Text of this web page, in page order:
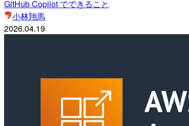
GitHub Copilot でできること
小林翔馬
2026.04.19